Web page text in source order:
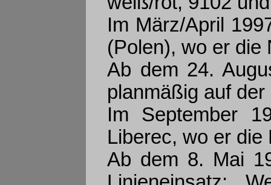
Im März/April
(Polen), wo er die
Ab dem 24.
planmäßig auf
Im September
Liberec, wo er die
Ab dem 8. Mai